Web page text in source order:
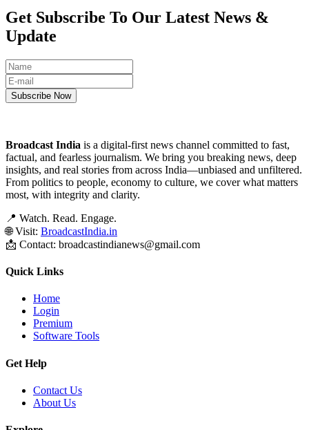
Get Subscribe To Our Latest News &
Update
Broadcast India is a digital-first news channel committed to fast,
factual, and fearless journalism. We bring you breaking news, deep
insights, and real stories from across India—unbiased and unfiltered.
From politics to people, economy to culture, we cover what matters
most, with integrity and clarity.
📍 Watch. Read. Engage.
🌐 Visit: BroadcastIndia.in
📩 Contact: broadcastindianews@gmail.com
Quick Links
Home
Login
Premium
Software Tools
Get Help
Contact Us
About Us